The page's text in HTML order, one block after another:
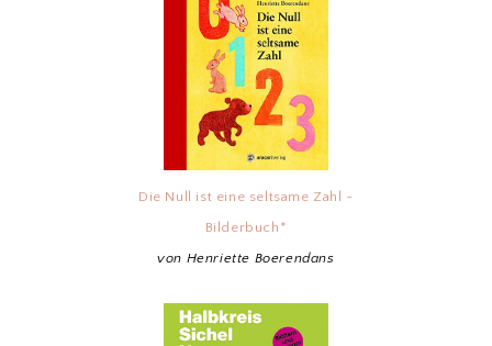
Die Null ist eine seltsame Zahl -
Bilderbuch*
von Henriette Boerendans